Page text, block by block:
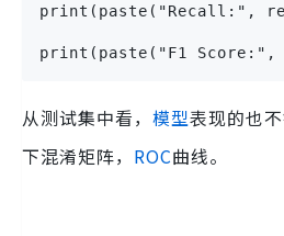
print(paste("Recall:",
print(paste("F1 Score:",
从测试集中看， 模型表现的也
下混淆矩阵， ROC曲线。